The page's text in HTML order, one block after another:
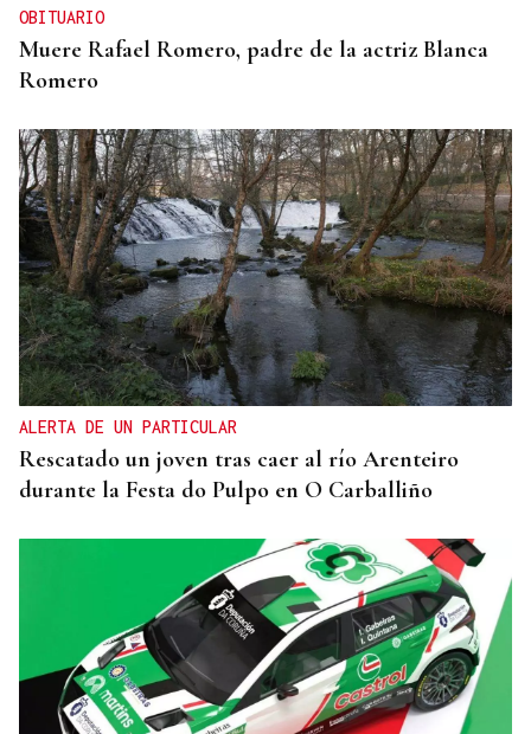
OBITUARIO
Muere Rafael Romero, padre de la actriz Blanca
Romero
ALERTA DE UN PARTICULAR
Rescatado un joven tras caer al río Arenteiro
durante la Festa do Pulpo en O Carballiño